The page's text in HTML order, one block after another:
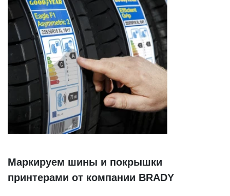
Маркируем шины и покрышки
принтерами от компании BRADY